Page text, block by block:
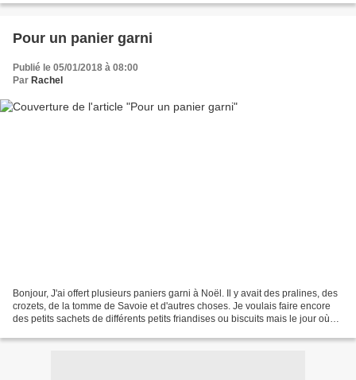
Pour un panier garni
Publié le 05/01/2018 à 08:00
Par Rachel
Bonjour, J'ai offert plusieurs paniers garni à Noël. Il y avait des pralines, des
crozets, de la tomme de Savoie et d'autres choses. Je voulais faire encore
des petits sachets de différents petits friandises ou biscuits mais le jour où